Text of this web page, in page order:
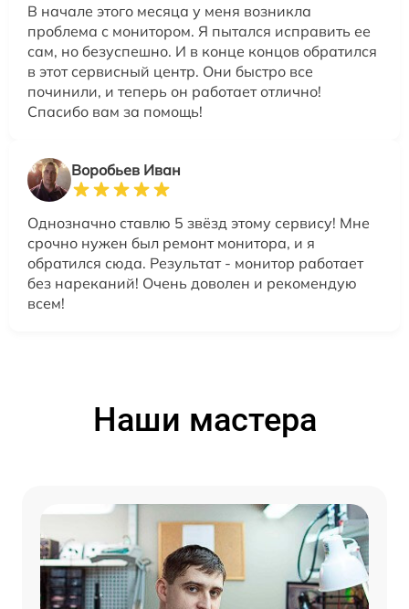
В начале этого месяца у меня возникла
проблема с монитором. Я пытался исправить ее
сам, но безуспешно. И в конце концов обратился
в этот сервисный центр. Они быстро все
починили, и теперь он работает отлично!
Спасибо вам за помощь!
Воробьев Иван
Однозначно ставлю 5 звёзд этому сервису! Мне
срочно нужен был ремонт монитора, и я
обратился сюда. Результат - монитор работает
без нареканий! Очень доволен и рекомендую
всем!
Наши мастера